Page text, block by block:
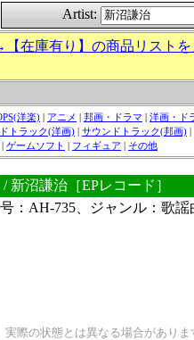
Artist:
【在庫有り】の商品リストを
洋楽) | アニメ | 邦画・ドラマ | 洋画・ド
トラック(洋画) | サウンドトラック(邦画) |
| ゲームソフト | フィギュア | その他
新沼謙治［EPレコード］
：AH-735、ジャンル：歌謡
際の状態とは異なる場合があり